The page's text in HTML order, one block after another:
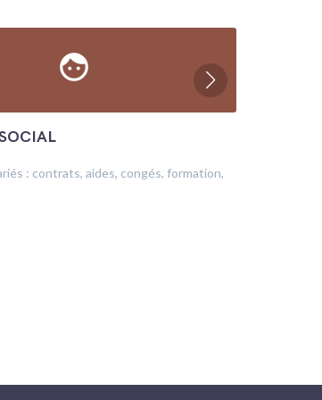
face
: contrats, aides, congés, formation,